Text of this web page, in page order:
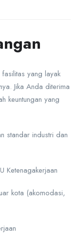
yang layak
Jika Anda diterima
keuntungan yang
standar industri dan
Ketenagakerjaan
kota (akomodasi,